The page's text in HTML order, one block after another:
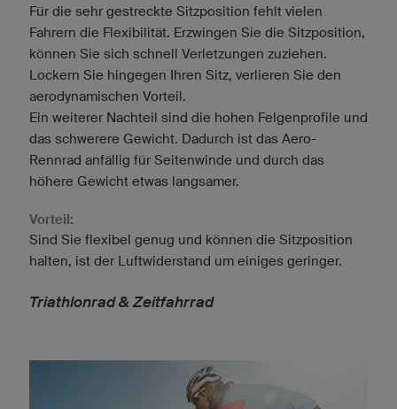
Für die sehr gestreckte Sitzposition fehlt vielen
Fahrern die Flexibilität. Erzwingen Sie die Sitzposition,
können Sie sich schnell Verletzungen zuziehen.
Lockern Sie hingegen Ihren Sitz, verlieren Sie den
aerodynamischen Vorteil.
Ein weiterer Nachteil sind die hohen Felgenprofile und
das schwerere Gewicht. Dadurch ist das Aero-
Rennrad anfällig für Seitenwinde und durch das
höhere Gewicht etwas langsamer.
Vorteil:
Sind Sie flexibel genug und können die Sitzposition
halten, ist der Luftwiderstand um einiges geringer.
Triathlonrad & Zeitfahrrad